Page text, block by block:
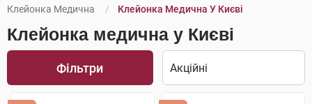
Клейонка Медична
Клейонка Медична У Києві
Клейонка медична у Києві
Фільтри